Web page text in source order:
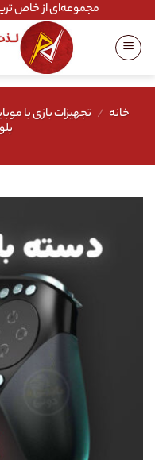
content
مجموعه‌ای از خاص
خانه / تجهیزات بازی با